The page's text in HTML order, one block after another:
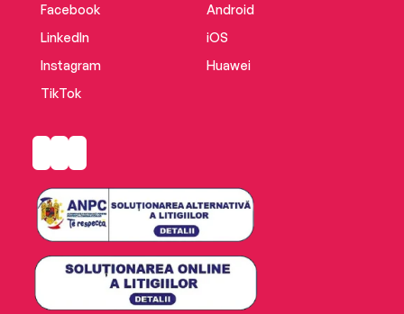
Facebook
LinkedIn
Instagram
TikTok
Android
iOS
Huawei